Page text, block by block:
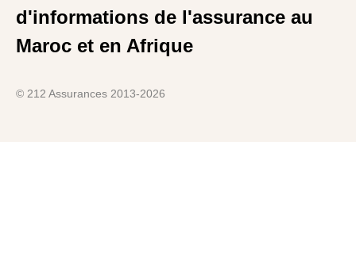
d'informations de l'assurance au
Maroc et en Afrique
© 212 Assurances 2013-2026